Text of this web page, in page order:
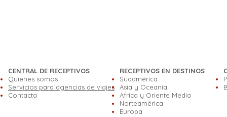
CENTRAL DE RECEPTIVOS
Quienes somos
Servicios para agencias de viajes
Contacta
RECEPTIVOS EN DESTINOS
Sudamérica
Asia y Oceanía
Africa y Oriente Medio
Norteamérica
Europa